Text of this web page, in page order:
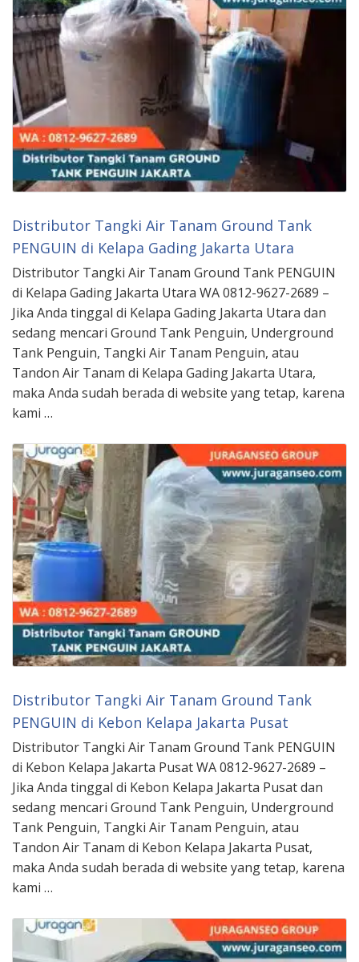
Distributor Tangki Air Tanam Ground Tank
PENGUIN di Kelapa Gading Jakarta Utara
Distributor Tangki Air Tanam Ground Tank PENGUIN
di Kelapa Gading Jakarta Utara WA 0812-9627-2689 –
Jika Anda tinggal di Kelapa Gading Jakarta Utara dan
sedang mencari Ground Tank Penguin, Underground
Tank Penguin, Tangki Air Tanam Penguin, atau
Tandon Air Tanam di Kelapa Gading Jakarta Utara,
maka Anda sudah berada di website yang tetap, karena
kami …
Distributor Tangki Air Tanam Ground Tank
PENGUIN di Kebon Kelapa Jakarta Pusat
Distributor Tangki Air Tanam Ground Tank PENGUIN
di Kebon Kelapa Jakarta Pusat WA 0812-9627-2689 –
Jika Anda tinggal di Kebon Kelapa Jakarta Pusat dan
sedang mencari Ground Tank Penguin, Underground
Tank Penguin, Tangki Air Tanam Penguin, atau
Tandon Air Tanam di Kebon Kelapa Jakarta Pusat,
maka Anda sudah berada di website yang tetap, karena
kami …